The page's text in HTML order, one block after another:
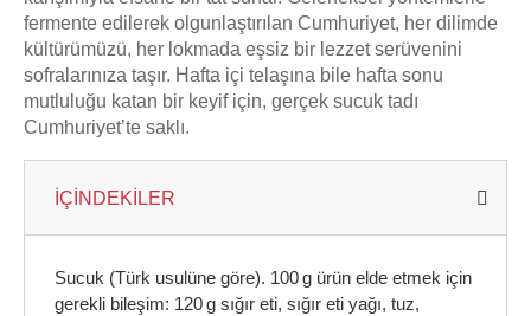
fermente edilerek olgunlaştırılan Cumhuriyet, her dilimde
kültürümüzü, her lokmada eşsiz bir lezzet serüvenini
sofralarınıza taşır. Hafta içi telaşına bile hafta sonu
mutluluğu katan bir keyif için, gerçek sucuk tadı
Cumhuriyet’te saklı.
İÇİNDEKİLER
Sucuk (Türk usulüne göre). 100 g ürün elde etmek için
gerekli bileşim: 120 g sığır eti, sığır eti yağı, tuz,